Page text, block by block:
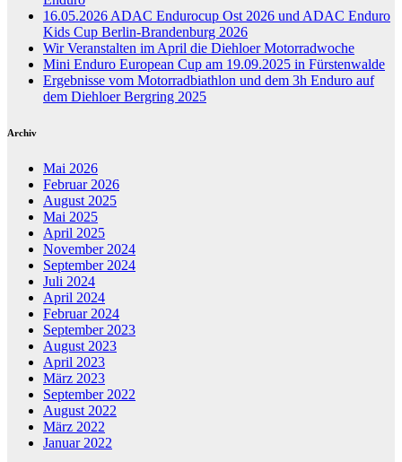
16.05.2026 ADAC Endurocup Ost 2026 und ADAC Enduro
Kids Cup Berlin-Brandenburg 2026
Wir Veranstalten im April die Diehloer Motorradwoche
Mini Enduro European Cup am 19.09.2025 in Fürstenwalde
Ergebnisse vom Motorradbiathlon und dem 3h Enduro auf
dem Diehloer Bergring 2025
Archiv
Mai 2026
Februar 2026
August 2025
Mai 2025
April 2025
November 2024
September 2024
Juli 2024
April 2024
Februar 2024
September 2023
August 2023
April 2023
März 2023
September 2022
August 2022
März 2022
Januar 2022